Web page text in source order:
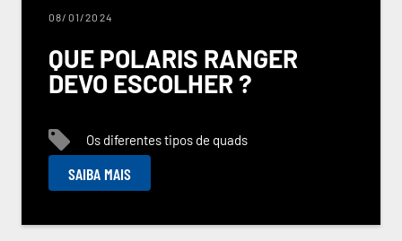
08/01/2024
QUE POLARIS RANGER
DEVO ESCOLHER ?
Os diferentes tipos de quads
SAIBA MAIS